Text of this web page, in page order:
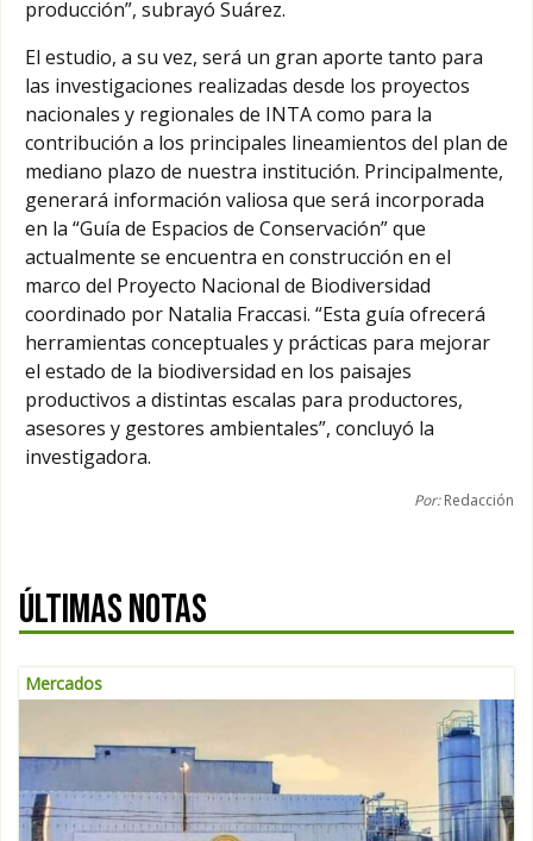
producción”, subrayó Suárez.
El estudio, a su vez, será un gran aporte tanto para
las investigaciones realizadas desde los proyectos
nacionales y regionales de INTA como para la
contribución a los principales lineamientos del plan de
mediano plazo de nuestra institución. Principalmente,
generará información valiosa que será incorporada
en la “Guía de Espacios de Conservación” que
actualmente se encuentra en construcción en el
marco del Proyecto Nacional de Biodiversidad
coordinado por Natalia Fraccasi. “Esta guía ofrecerá
herramientas conceptuales y prácticas para mejorar
el estado de la biodiversidad en los paisajes
productivos a distintas escalas para productores,
asesores y gestores ambientales”, concluyó la
investigadora.
Por:Redacción
ÚLTIMAS NOTAS
Mercados